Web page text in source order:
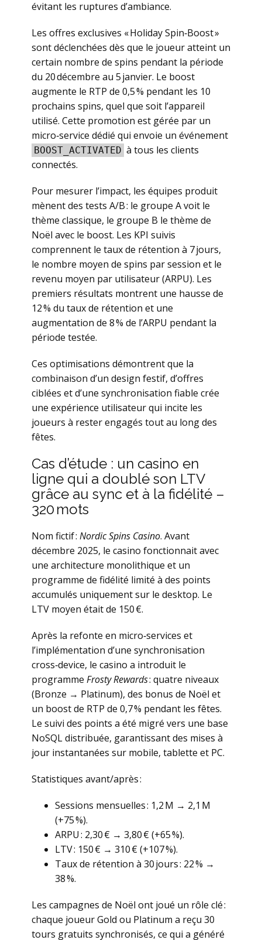
évitant les ruptures d’ambiance.
Les offres exclusives « Holiday Spin‑Boost »
sont déclenchées dès que le joueur atteint un
certain nombre de spins pendant la période
du 20 décembre au 5 janvier. Le boost
augmente le RTP de 0,5 % pendant les 10
prochains spins, quel que soit l’appareil
utilisé. Cette promotion est gérée par un
micro‑service dédié qui envoie un événement
BOOST_ACTIVATED à tous les clients
connectés.
Pour mesurer l’impact, les équipes produit
mènent des tests A/B : le groupe A voit le
thème classique, le groupe B le thème de
Noël avec le boost. Les KPI suivis
comprennent le taux de rétention à 7 jours,
le nombre moyen de spins par session et le
revenu moyen par utilisateur (ARPU). Les
premiers résultats montrent une hausse de
12 % du taux de rétention et une
augmentation de 8 % de l’ARPU pendant la
période testée.
Ces optimisations démontrent que la
combinaison d’un design festif, d’offres
ciblées et d’une synchronisation fiable crée
une expérience utilisateur qui incite les
joueurs à rester engagés tout au long des
fêtes.
Cas d’étude : un casino en
ligne qui a doublé son LTV
grâce au sync et à la fidélité –
320 mots
Nom fictif : Nordic Spins Casino. Avant
décembre 2025, le casino fonctionnait avec
une architecture monolithique et un
programme de fidélité limité à des points
accumulés uniquement sur le desktop. Le
LTV moyen était de 150 €.
Après la refonte en micro‑services et
l’implémentation d’une synchronisation
cross‑device, le casino a introduit le
programme Frosty Rewards: quatre niveaux
(Bronze → Platinum), des bonus de Noël et
un boost de RTP de 0,7 % pendant les fêtes.
Le suivi des points a été migré vers une base
NoSQL distribuée, garantissant des mises à
jour instantanées sur mobile, tablette et PC.
Statistiques avant/après :
Sessions mensuelles : 1,2 M → 2,1 M
(+75 %).
ARPU : 2,30 € → 3,80 € (+65 %).
LTV : 150 € → 310 € (+107 %).
Taux de rétention à 30 jours : 22 % →
38 %.
Les campagnes de Noël ont joué un rôle clé :
chaque joueur Gold ou Platinum a reçu 30
tours gratuits synchronisés, ce qui a généré